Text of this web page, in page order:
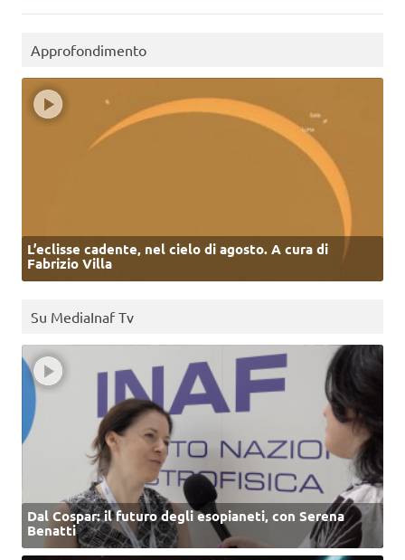
Approfondimento
L’eclisse cadente, nel cielo di agosto. A cura di
Fabrizio Villa
Su MediaInaf Tv
Dal Cospar: il futuro degli esopianeti, con Serena
Benatti